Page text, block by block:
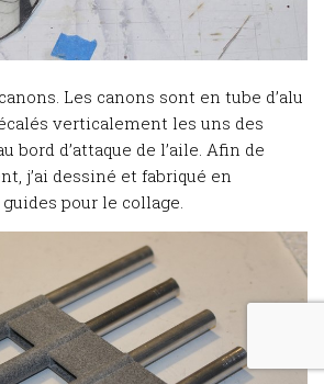
Les canons sont en tube d’alu
verticalement les uns des
bord d’attaque de l’aile. Afin de
j’ai dessiné et fabriqué en
pour le collage.